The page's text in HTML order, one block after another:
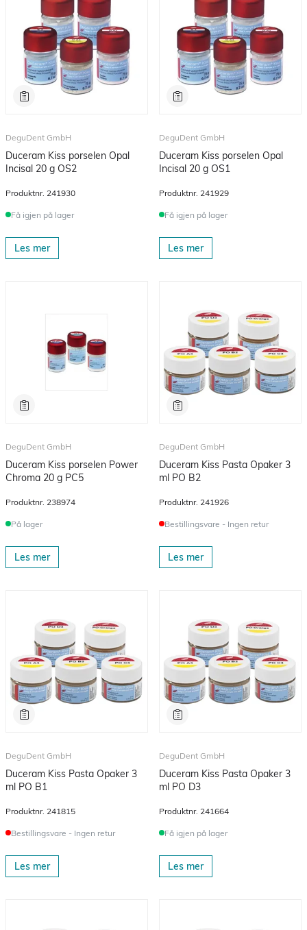
DeguDent GmbH
Duceram Kiss porselen Opal
Incisal 20 g OS2
Produktnr. 241930
Få igjen på lager
Les mer
DeguDent GmbH
Duceram Kiss porselen Opal
Incisal 20 g OS1
Produktnr. 241929
Få igjen på lager
Les mer
DeguDent GmbH
Duceram Kiss porselen Power
Chroma 20 g PC5
Produktnr. 238974
På lager
Les mer
DeguDent GmbH
Duceram Kiss Pasta Opaker 3
ml PO B2
Produktnr. 241926
Bestillingsvare - Ingen retur
Les mer
DeguDent GmbH
Duceram Kiss Pasta Opaker 3
ml PO B1
Produktnr. 241815
Bestillingsvare - Ingen retur
Les mer
DeguDent GmbH
Duceram Kiss Pasta Opaker 3
ml PO D3
Produktnr. 241664
Få igjen på lager
Les mer